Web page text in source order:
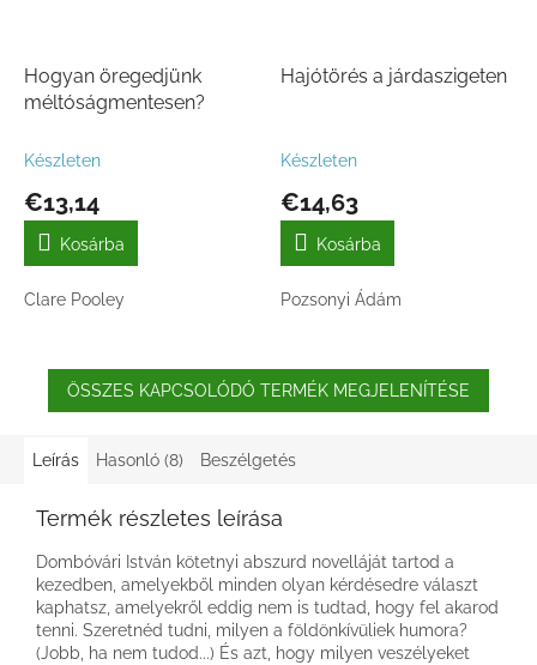
Hogyan öregedjünk
méltóságmentesen?
Készleten
€13,14
Kosárba
Clare Pooley
Hajótörés a járdaszigeten
Készleten
€14,63
Kosárba
Pozsonyi Ádám
ÖSSZES KAPCSOLÓDÓ TERMÉK MEGJELENÍTÉSE
Leírás Hasonló (8) Beszélgetés
Termék részletes leírása
Dombóvári István kötetnyi abszurd novelláját tartod a
kezedben, amelyekből minden olyan kérdésedre választ
kaphatsz, amelyekről eddig nem is tudtad, hogy fel akarod
tenni. Szeretnéd tudni, milyen a földönkívüliek humora?
(Jobb, ha nem tudod...) És azt, hogy milyen veszélyeket